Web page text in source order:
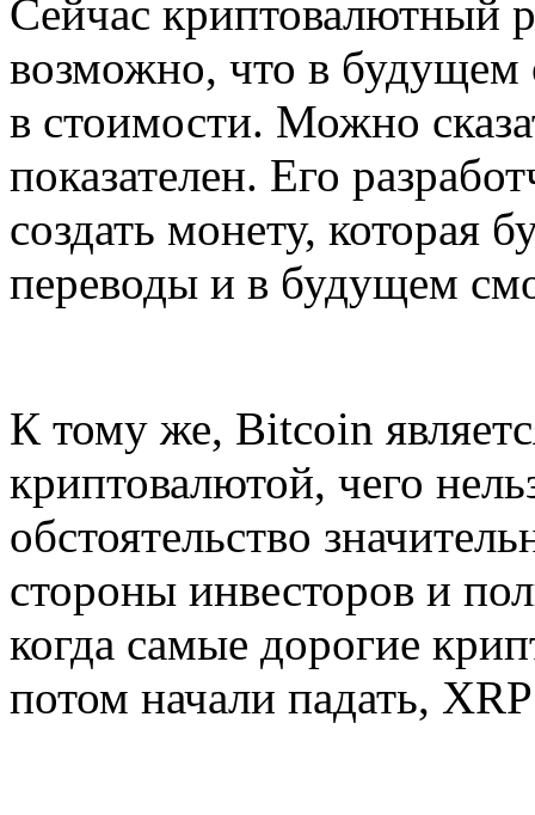
Сейчас криптовалютный
возможно, что в будущем
в стоимости. Можно
показателен. Его
создать монету, которая
переводы и в будущем
К тому же, Bitcoin
криптовалютой, чего
обстоятельство
стороны инвесторов и
когда самые дорогие
потом начали падать,